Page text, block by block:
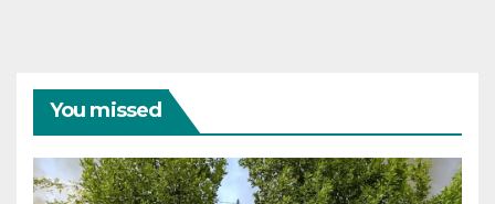
You missed